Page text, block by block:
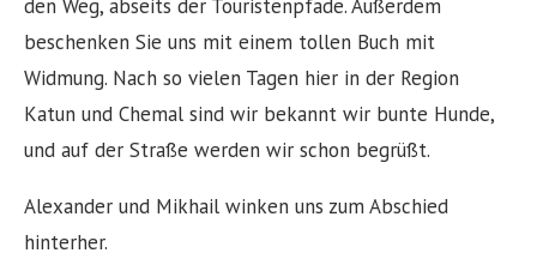
den Weg, abseits der Touristenpfade. Außerdem
beschenken Sie uns mit einem tollen Buch mit
Widmung. Nach so vielen Tagen hier in der Region
Katun und Chemal sind wir bekannt wir bunte Hunde,
und auf der Straße werden wir schon begrüßt.
Alexander und Mikhail winken uns zum Abschied
hinterher.